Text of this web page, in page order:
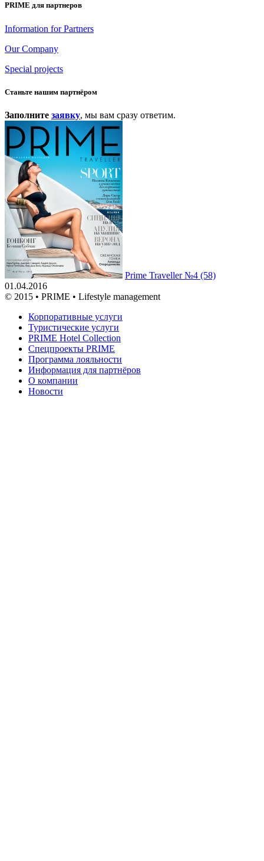
PRIME для партнеров
Information for Partners
Our Company
Special projects
Станьте нашим партнёром
Заполните заявку, мы вам сразу ответим.
Prime Traveller №4 (58)
01.04.2016
© 2015 • PRIME • Lifestyle management
Корпоративные услуги
Туристические услуги
PRIME Hotel Collection
Спецпроекты PRIME
Программа лояльности
Информация для партнёров
О компании
Новости